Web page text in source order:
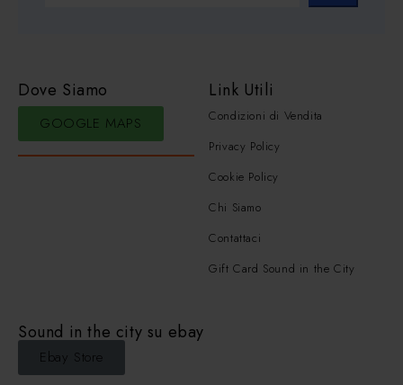
Dove Siamo
GOOGLE MAPS
Link Utili
Condizioni di Vendita
Privacy Policy
Cookie Policy
Chi Siamo
Contattaci
Gift Card Sound in the City
Sound in the city su ebay
Ebay Store